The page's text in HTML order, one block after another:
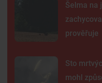
Šelma na
prověřuje
Sto
mohl